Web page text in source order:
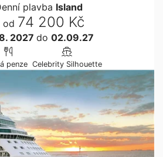
plavba Island
od 74 200 Kč
2027 do 02.09.27
penze Celebrity Silhouette